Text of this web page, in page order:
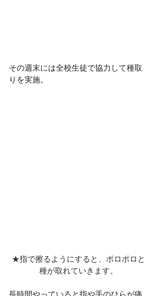
その週末には全校生徒で協力して種取
りを実施。
★指で擦るようにすると、ポロポロと
種が取れていきます。